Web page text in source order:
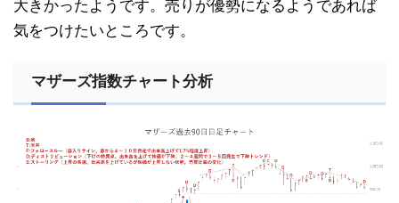
大きかったようです。売りが優勢になるようであれば
気をつけたいところです。
マザーズ指数チャート分析